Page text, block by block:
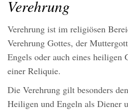
Verehrung
Verehrung ist im religiösen
Verehrung Gottes, der
Engels oder auch eines heiligen
einer Reliquie.
Die Verehrung gilt besonders den
Heiligen und Engeln als Diener